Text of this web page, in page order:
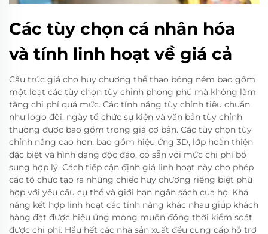
Các tùy chọn cá nhân hóa
và tính linh hoạt về giá cả
Cấu trúc giá cho huy chương thể thao bóng ném bao gồm
một loạt các tùy chọn tùy chỉnh phong phú mà không làm
tăng chi phí quá mức. Các tính năng tùy chỉnh tiêu chuẩn
như logo đội, ngày tổ chức sự kiện và văn bản tùy chỉnh
thường được bao gồm trong giá cơ bản. Các tùy chọn tùy
chỉnh nâng cao hơn, bao gồm hiệu ứng 3D, lớp hoàn thiện
đặc biệt và hình dạng độc đáo, có sẵn với mức chi phí bổ
sung hợp lý. Cách tiếp cận định giá linh hoạt này cho phép
các tổ chức tạo ra những chiếc huy chương riêng biệt phù
hợp với yêu cầu cụ thể và giới hạn ngân sách của họ. Khả
năng kết hợp linh hoạt các tính năng khác nhau giúp khách
hàng đạt được hiệu ứng mong muốn đồng thời kiểm soát
được chi phí. Hầu hết các nhà sản xuất đều cung cấp hỗ trợ